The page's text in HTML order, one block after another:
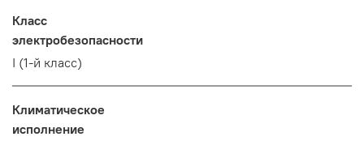
Класс
электробезопасности
I (1-й класс)
Климатическое
исполнение